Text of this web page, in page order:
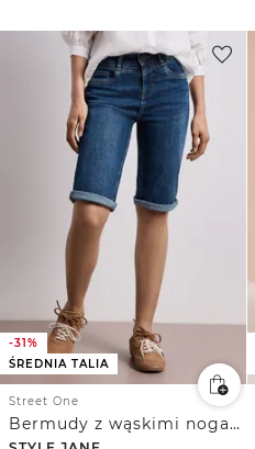
-31%
ŚREDNIA TALIA
Street One
Bermudy z wąskimi nogawkami i wywiniętymi detalami